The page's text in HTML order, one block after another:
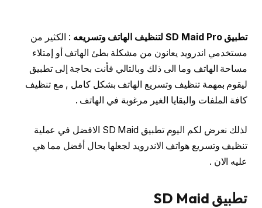
تطبيق SD Maid Pro لتنظيف الهاتف وتسريعه
: الكثير من
مستخدمي اندرويد يعانون من مشكلة بطئ الهاتف أو إمتلاء
مساحة الهاتف وما الى ذلك وبالتالي فأنت بحاجة إلى تطبيق
ليقوم بمهمة تنظيف وتسريع الهاتف بشكل كامل , مع تنظيف
كافة الملفات والبقايا الغير مرغوبة في الهاتف .
لذلك نعرض لكم اليوم تطبيق SD Maid الافضل في عملية
تنظيف وتسريع هواتف الاندرويد لجعلها بحال أفضل مما هي
عليه الان .
تطبيق SD Maid